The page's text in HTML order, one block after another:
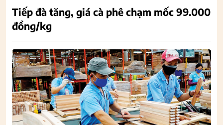
Tiếp đà tăng, giá cà phê chạm mốc 99.000
đồng/kg